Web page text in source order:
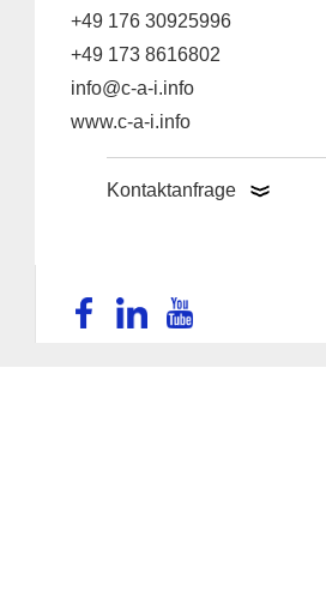
+49 176 30925996
+49 173 8616802
info@c-a-i.info
www.c-a-i.info
Kontaktanfrage